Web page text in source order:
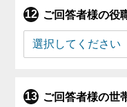
ご回答者様の役
ご回答者様の世